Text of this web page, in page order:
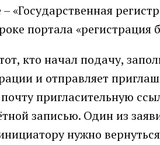
«Государственная
портала «регистрация
кто начал подачу,
и отправляет
пригласительную
записью. Один из
нужно